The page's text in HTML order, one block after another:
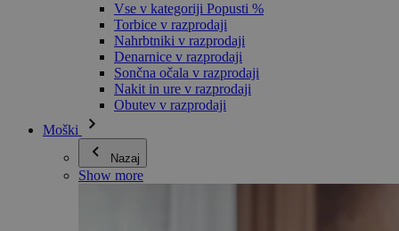
Vse v kategoriji Popusti %
Torbice v razprodaji
Nahrbtniki v razprodaji
Denarnice v razprodaji
Sončna očala v razprodaji
Nakit in ure v razprodaji
Obutev v razprodaji
Moški
Nazaj
Show more